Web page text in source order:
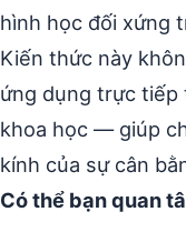
hình học đối xứng
Kiến thức này
ứng dụng trực tiếp
khoa học — giúp
kính của sự cân
Có thể bạn quan